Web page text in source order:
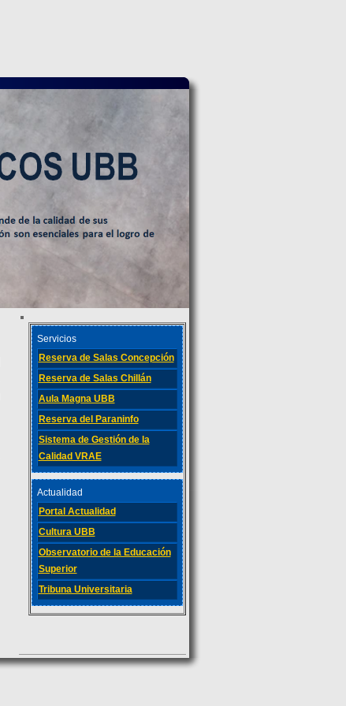
Servicios
Reserva de Salas Concepción
Reserva de Salas Chillán
Aula Magna UBB
Reserva del Paraninfo
Sistema de Gestión de la
Calidad VRAE
Actualidad
Portal Actualidad
Cultura UBB
Observatorio de la Educación
Superior
Tribuna Universitaria